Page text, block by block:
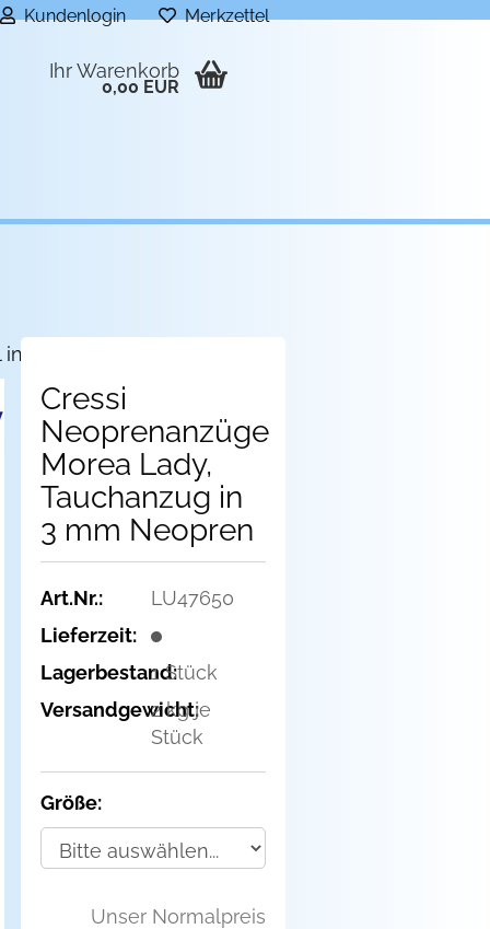
Kundenlogin Merkzettel
Ihr Warenkorb
0,00 EUR
dieser Kategorie
Cressi
Neoprenanzüge
Morea Lady,
Tauchanzug in
3 mm Neopren
Art.Nr.:
LU47650
Lieferzeit:
Lagerbestand:
1Stück
Versandgewicht:
2kg je
Stück
Größe:
Unser Normalpreis